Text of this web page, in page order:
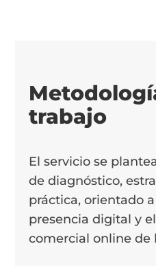
trabajo
El servicio se
de diagnóstico,
práctica, orientado
presencia digital y
comercial online de